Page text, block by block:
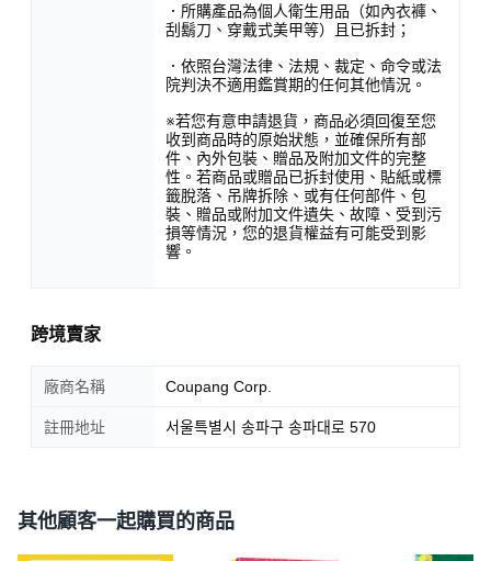
．所購產品為個人衛生用品（如內衣褲、
刮鬍刀、穿戴式美甲等）且已拆封；
．依照台灣法律、法規、裁定、命令或法
院判決不適用鑑賞期的任何其他情況。
※若您有意申請退貨，商品必須回復至您
收到商品時的原始狀態，並確保所有部
件、內外包裝、贈品及附加文件的完整
性。若商品或贈品已拆封使用、貼紙或標
籤脫落、吊牌拆除、或有任何部件、包
裝、贈品或附加文件遺失、故障、受到污
損等情況，您的退貨權益有可能受到影
響。
跨境賣家
廠商名稱 Coupang Corp.
註冊地址 서울특별시 송파구 송파대로 570
其他顧客一起購買的商品